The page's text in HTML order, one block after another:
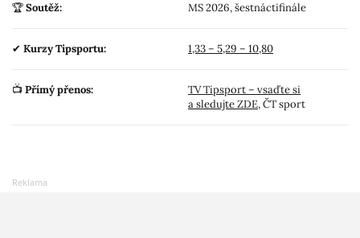
🏆Soutěž: MS 2026, šestnáctifinále
✔ Kurzy Tipsportu: 1,33 – 5,29 – 10,80
📺 Přímý přenos:
TV Tipsport – vsaďte si
a sledujte ZDE, ČT sport